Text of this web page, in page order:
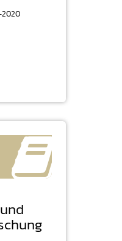
2020